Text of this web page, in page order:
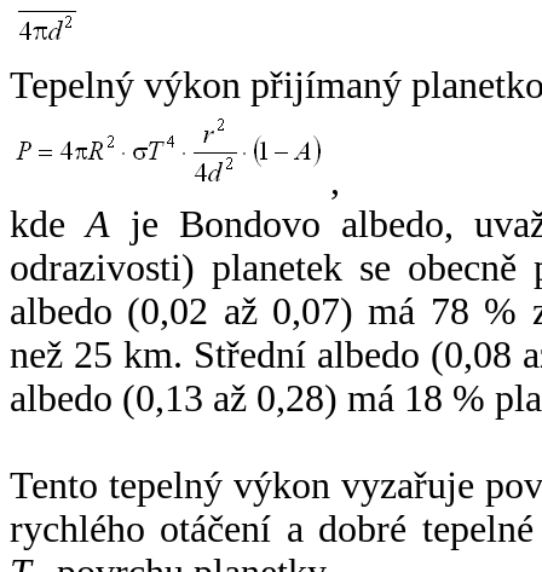
Tepelný výkon přijímaný
,
kdeA je Bondovo albedo,
odrazivosti) planetek se
albedo (0,02 až 0,07) má 78 %
než 25 km. Střední albedo (0,08
albedo (0,13 až 0,28) má 18 %
Tento tepelný výkon vyzařuje
rychlého otáčení a dobré